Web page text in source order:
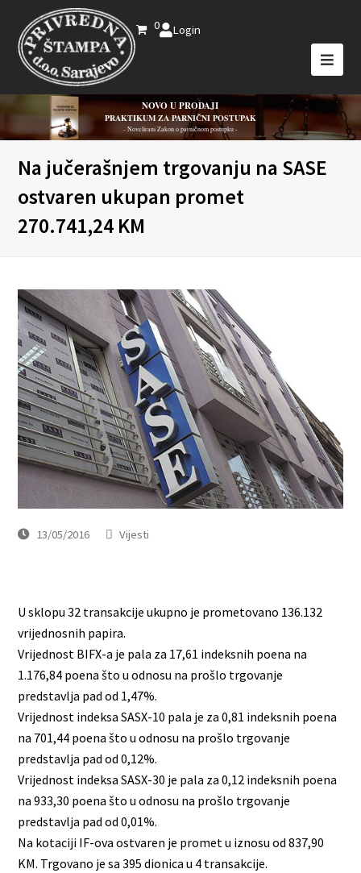
0 Login
NOVO U PRODAJI
PRAKTIKUM ZA PARNIČNI POSTUPAK
- Novelirani Zakon o parničnom postupku -
Na jučerašnjem trgovanju na SASE
ostvaren ukupan promet
270.741,24 KM
13/05/2016 Vijesti
U sklopu 32 transakcije ukupno je prometovano 136.132
vrijednosnih papira.
Vrijednost BIFX-a je pala za 17,61 indeksnih poena na
1.176,84 poena što u odnosu na prošlo trgovanje
predstavlja pad od 1,47%.
Vrijednost indeksa SASX-10 pala je za 0,81 indeksnih poena
na 701,44 poena što u odnosu na prošlo trgovanje
predstavlja pad od 0,12%.
Vrijednost indeksa SASX-30 je pala za 0,12 indeksnih poena
na 933,30 poena što u odnosu na prošlo trgovanje
predstavlja pad od 0,01%.
Na kotaciji IF-ova ostvaren je promet u iznosu od 837,90
KM. Trgovano je sa 395 dionica u 4 transakcije.